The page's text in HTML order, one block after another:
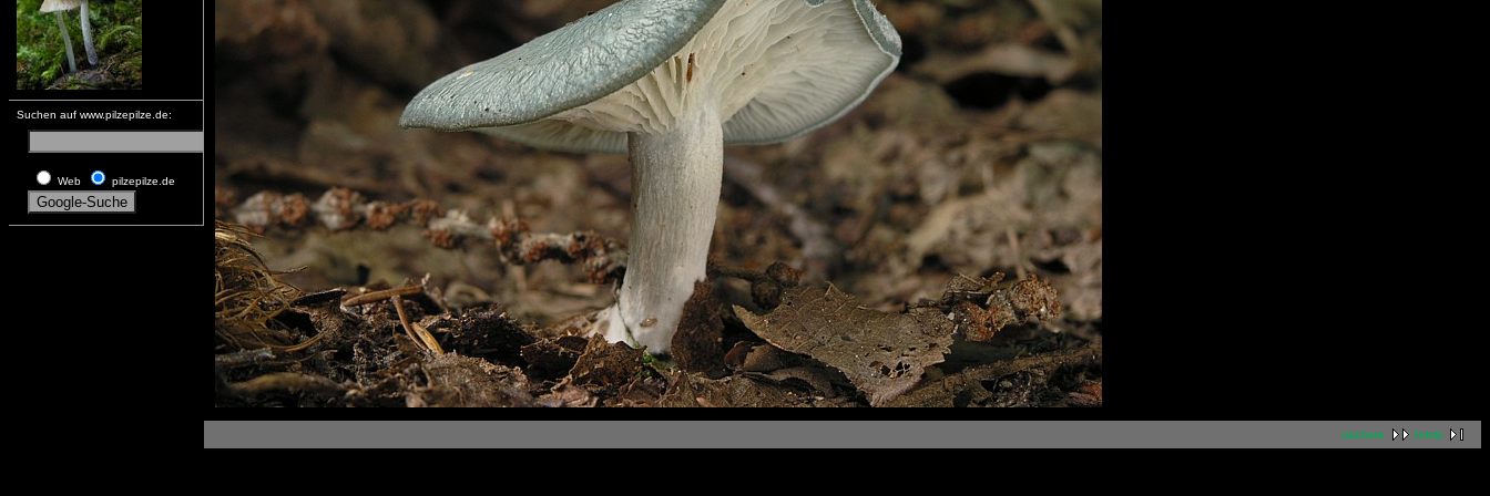
Suchen auf www.pilzepilze.de:
Web pilzepilze.de
nächste letzte